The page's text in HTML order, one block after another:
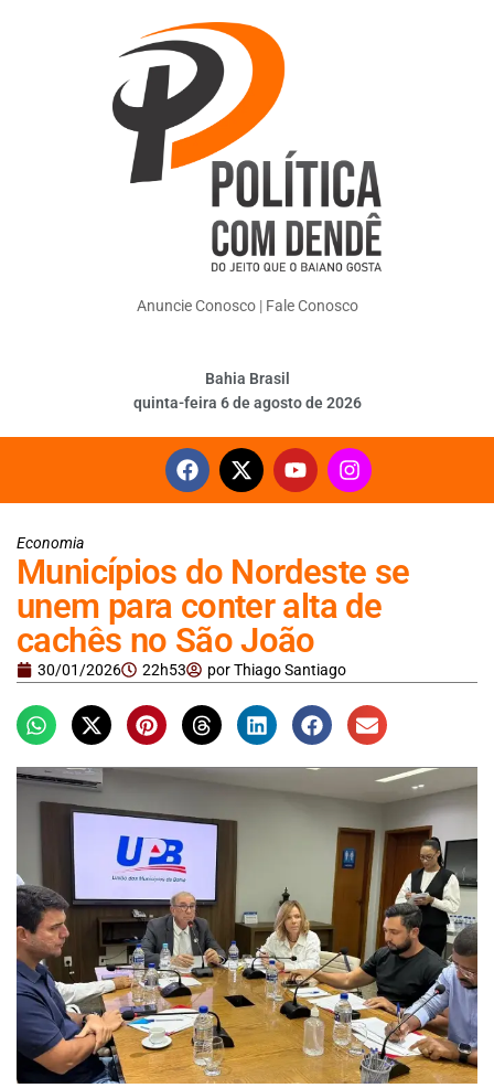
Anuncie Conosco| Fale Conosco
Bahia Brasil
quinta-feira 6 de agosto de 2026
Economia
Municípios do Nordeste se
unem para conter alta de
cachês no São João
30/01/2026 22h53 porThiago Santiago